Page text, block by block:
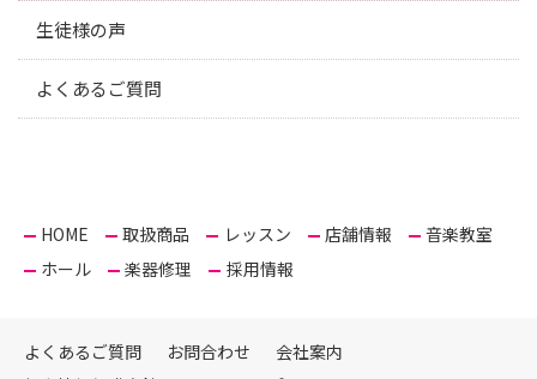
生徒様の声
よくあるご質問
HOME 取扱商品 レッスン 店舗情報
音楽教室
ホール
楽器修理 採用情報
よくあるご質問 お問合わせ
会社案内